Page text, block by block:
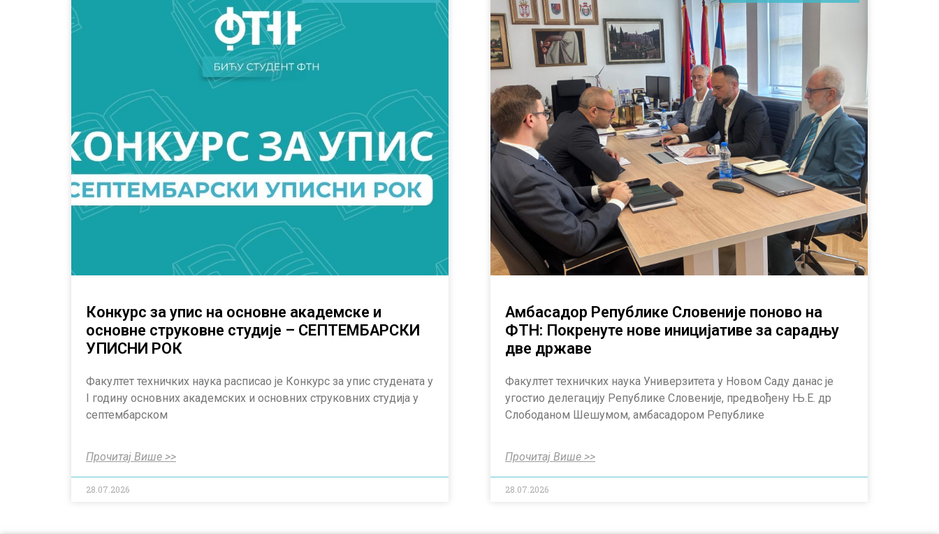
Конкурс за упис на основне академске и
основне струковне студије – СЕПТЕМБАРСКИ
УПИСНИ РОК
Факултет техничких наука расписао је Конкурс за упис студената у
I годину основних академских и основних струковних студија у
септембарском
Прочитај Више >>
28.07.2026
Амбасадор Републике Словеније поново на
ФТН: Покренуте нове иницијативе за сарадњу
две државе
Факултет техничких наука Универзитета у Новом Саду данас је
угостио делегацију Републике Словеније, предвођену Њ.Е. др
Слободаном Шешумом, амбасадором Републике
Прочитај Више >>
28.07.2026